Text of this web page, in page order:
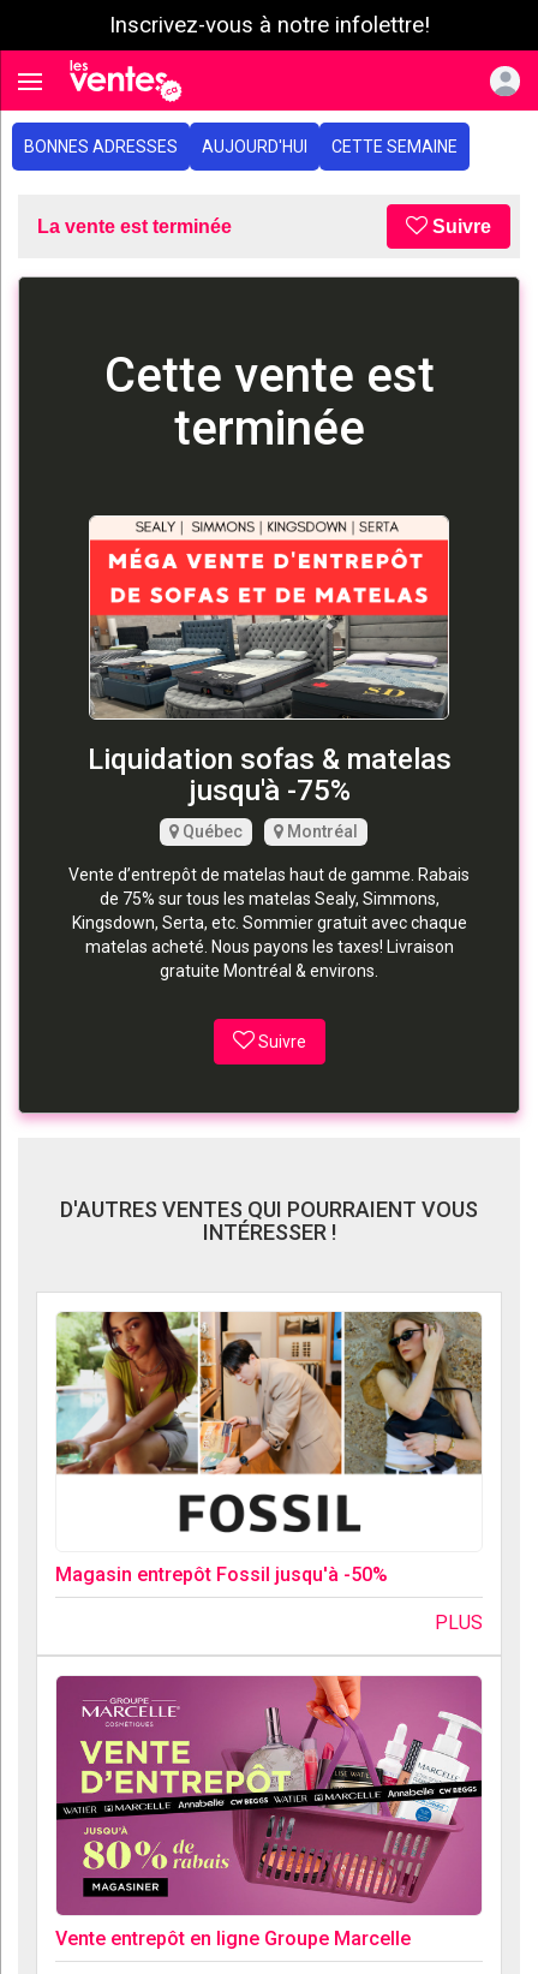
Inscrivez-vous à notre infolettre!
Toggle navigation
BONNES ADRESSES AUJOURD'HUI CETTE SEMAINE
La vente est terminée Suivre
Cette vente est
terminée
Liquidation sofas & matelas
jusqu'à -75%
Québec Montréal
Vente d’entrepôt de matelas haut de gamme. Rabais
de 75% sur tous les matelas Sealy, Simmons,
Kingsdown, Serta, etc. Sommier gratuit avec chaque
matelas acheté. Nous payons les taxes! Livraison
gratuite Montréal & environs.
Suivre
D'AUTRES VENTES QUI POURRAIENT VOUS
INTÉRESSER !
Magasin entrepôt Fossil jusqu'à -50%
PLUS
Vente entrepôt en ligne Groupe Marcelle